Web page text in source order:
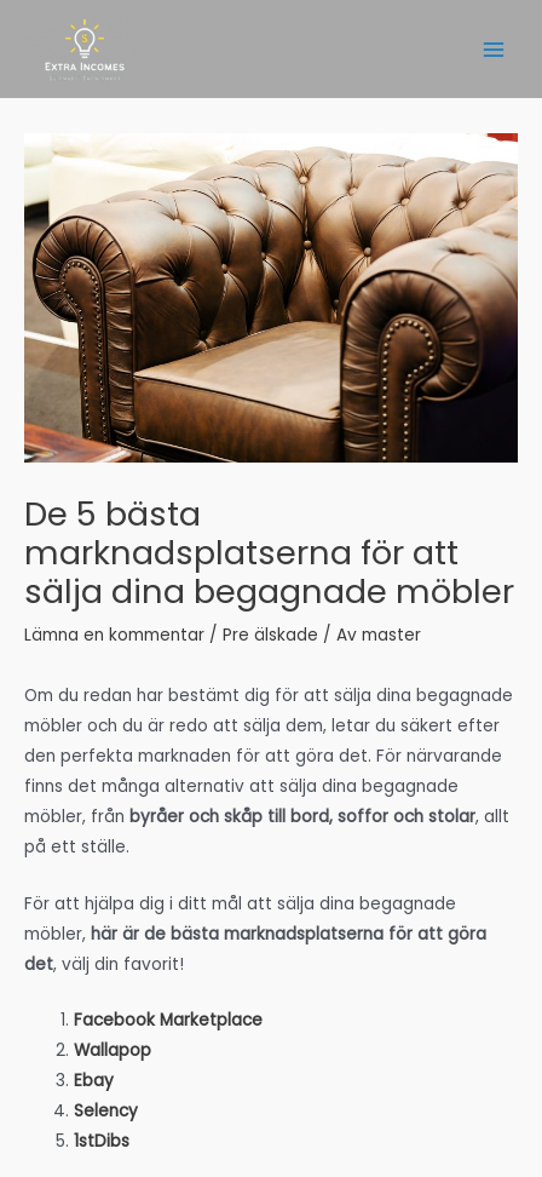
innehåll
De 5 bästa
marknadsplatserna för att
sälja dina begagnade möbler
Lämna en kommentar / Pre älskade / Av master
Om du redan har bestämt dig för att sälja dina begagnade
möbler och du är redo att sälja dem, letar du säkert efter
den perfekta marknaden för att göra det. För närvarande
finns det många alternativ att sälja dina begagnade
möbler, från byråer och skåp till bord, soffor och stolar, allt
på ett ställe.
För att hjälpa dig i ditt mål att sälja dina begagnade
möbler, här är de bästa marknadsplatserna för att göra
det, välj din favorit!
Facebook Marketplace
Wallapop
Ebay
Selency
1stDibs